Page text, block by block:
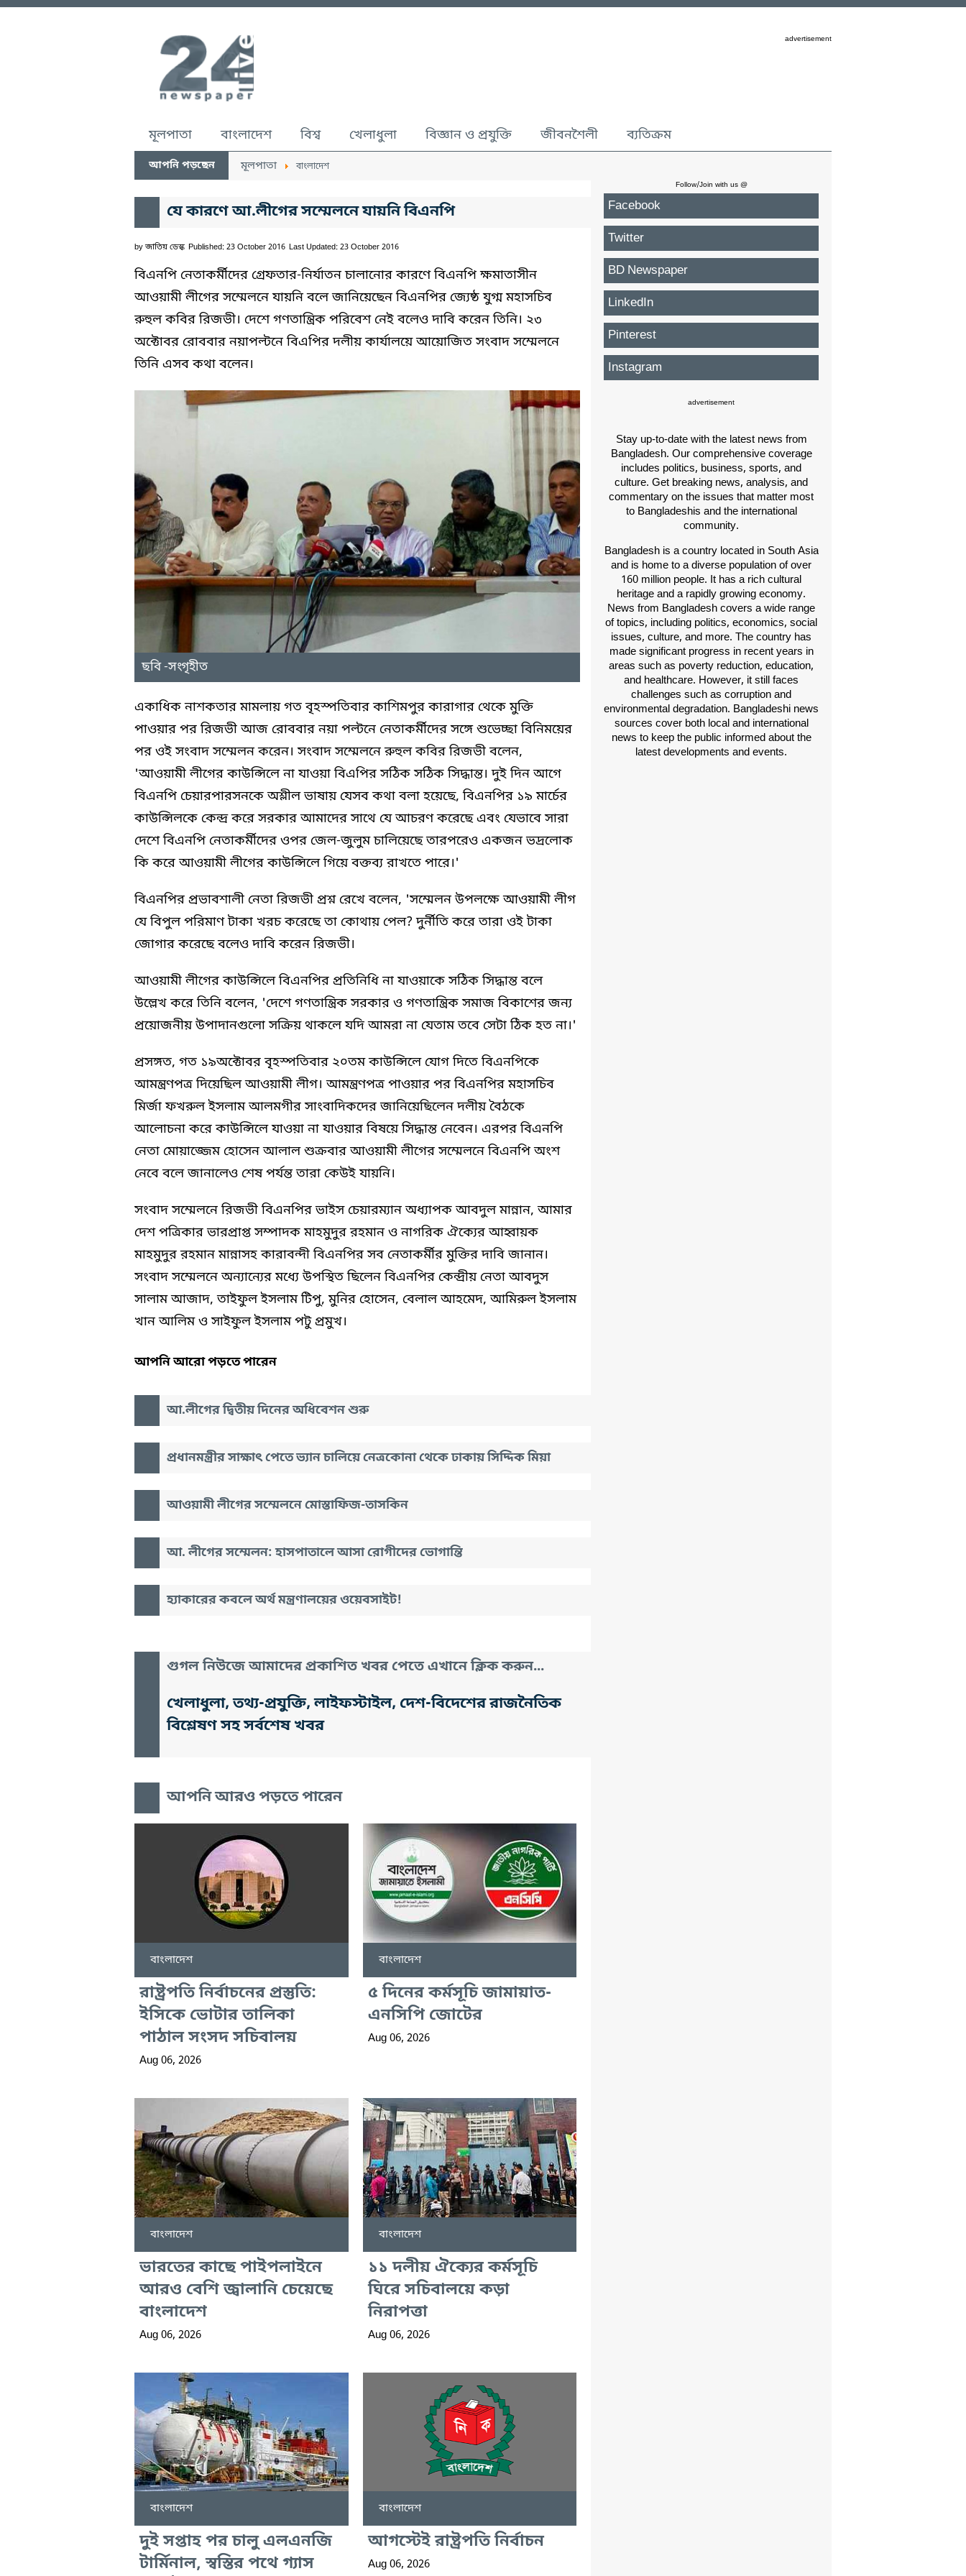
advertisement
মূলপাতা বাংলাদেশ বিশ্ব খেলাধুলা বিজ্ঞান ও প্রযুক্তি জীবনশৈলী ব্যতিক্রম
আপনি পড়ছেন মূলপাতা বাংলাদেশ
যে কারণে আ.লীগের সম্মেলনে যায়নি বিএনপি
by জাতিয় ডেস্ক Published: 23 October 2016 Last Updated: 23 October 2016
বিএনপি নেতাকর্মীদের গ্রেফতার-নির্যাতন চালানোর কারণে বিএনপি ক্ষমাতাসীন
আওয়ামী লীগের সম্মেলনে যায়নি বলে জানিয়েছেন বিএনপির জ্যেষ্ঠ যুগ্ম মহাসচিব
রুহুল কবির রিজভী। দেশে গণতান্ত্রিক পরিবেশ নেই বলেও দাবি করেন তিনি। ২৩
অক্টোবর রোববার নয়াপল্টনে বিএপির দলীয় কার্যালয়ে আয়োজিত সংবাদ সম্মেলনে
তিনি এসব কথা বলেন।
ছবি -সংগৃহীত
একাধিক নাশকতার মামলায় গত বৃহস্পতিবার কাশিমপুর কারাগার থেকে মুক্তি
পাওয়ার পর রিজভী আজ রোববার নয়া পল্টনে নেতাকর্মীদের সঙ্গে শুভেচ্ছা বিনিময়ের
পর ওই সংবাদ সম্মেলন করেন। সংবাদ সম্মেলনে রুহুল কবির রিজভী বলেন,
'আওয়ামী লীগের কাউন্সিলে না যাওয়া বিএপির সঠিক সঠিক সিদ্ধান্ত। দুই দিন আগে
বিএনপি চেয়ারপারসনকে অশ্লীল ভাষায় যেসব কথা বলা হয়েছে, বিএনপির ১৯ মার্চের
কাউন্সিলকে কেন্দ্র করে সরকার আমাদের সাথে যে আচরণ করেছে এবং যেভাবে সারা
দেশে বিএনপি নেতাকর্মীদের ওপর জেল-জুলুম চালিয়েছে তারপরেও একজন ভদ্রলোক
কি করে আওয়ামী লীগের কাউন্সিলে গিয়ে বক্তব্য রাখতে পারে।'
বিএনপির প্রভাবশালী নেতা রিজভী প্রশ্ন রেখে বলেন, 'সম্মেলন উপলক্ষে আওয়ামী লীগ
যে বিপুল পরিমাণ টাকা খরচ করেছে তা কোথায় পেল? দুর্নীতি করে তারা ওই টাকা
জোগার করেছে বলেও দাবি করেন রিজভী।
আওয়ামী লীগের কাউন্সিলে বিএনপির প্রতিনিধি না যাওয়াকে সঠিক সিদ্ধান্ত বলে
উল্লেখ করে তিনি বলেন, 'দেশে গণতান্ত্রিক সরকার ও গণতান্ত্রিক সমাজ বিকাশের জন্য
প্রয়োজনীয় উপাদানগুলো সক্রিয় থাকলে যদি আমরা না যেতাম তবে সেটা ঠিক হত না।'
প্রসঙ্গত, গত ১৯অক্টোবর বৃহস্পতিবার ২০তম কাউন্সিলে যোগ দিতে বিএনপিকে
আমন্ত্রণপত্র দিয়েছিল আওয়ামী লীগ। আমন্ত্রণপত্র পাওয়ার পর বিএনপির মহাসচিব
মির্জা ফখরুল ইসলাম আলমগীর সাংবাদিকদের জানিয়েছিলেন দলীয় বৈঠকে
আলোচনা করে কাউন্সিলে যাওয়া না যাওয়ার বিষয়ে সিদ্ধান্ত নেবেন। এরপর বিএনপি
নেতা মোয়াজ্জেম হোসেন আলাল শুক্রবার আওয়ামী লীগের সম্মেলনে বিএনপি অংশ
নেবে বলে জানালেও শেষ পর্যন্ত তারা কেউই যায়নি।
সংবাদ সম্মেলনে রিজভী বিএনপির ভাইস চেয়ারম্যান অধ্যাপক আবদুল মান্নান, আমার
দেশ পত্রিকার ভারপ্রাপ্ত সম্পাদক মাহমুদুর রহমান ও নাগরিক ঐক্যের আহ্বায়ক
মাহমুদুর রহমান মান্নাসহ কারাবন্দী বিএনপির সব নেতাকর্মীর মুক্তির দাবি জানান।
সংবাদ সম্মেলনে অন্যান্যের মধ্যে উপস্থিত ছিলেন বিএনপির কেন্দ্রীয় নেতা আবদুস
সালাম আজাদ, তাইফুল ইসলাম টিপু, মুনির হোসেন, বেলাল আহমেদ, আমিরুল ইসলাম
খান আলিম ও সাইফুল ইসলাম পটু প্রমুখ।
আপনি আরো পড়তে পারেন
আ.লীগের দ্বিতীয় দিনের অধিবেশন শুরু
প্রধানমন্ত্রীর সাক্ষাৎ পেতে ভ্যান চালিয়ে নেত্রকোনা থেকে ঢাকায় সিদ্দিক মিয়া
আওয়ামী লীগের সম্মেলনে মোস্তাফিজ-তাসকিন
আ. লীগের সম্মেলন: হাসপাতালে আসা রোগীদের ভোগান্তি
হ্যাকারের কবলে অর্থ মন্ত্রণালয়ের ওয়েবসাইট!
গুগল নিউজে আমাদের প্রকাশিত খবর পেতে এখানে ক্লিক করুন...
খেলাধুলা, তথ্য-প্রযুক্তি, লাইফস্টাইল, দেশ-বিদেশের রাজনৈতিক
বিশ্লেষণ সহ সর্বশেষ খবর
আপনি আরও পড়তে পারেন
বাংলাদেশ
রাষ্ট্রপতি নির্বাচনের প্রস্তুতি:
ইসিকে ভোটার তালিকা
পাঠাল সংসদ সচিবালয়
Aug 06, 2026
বাংলাদেশ
৫ দিনের কর্মসূচি জামায়াত-
এনসিপি জোটের
Aug 06, 2026
বাংলাদেশ
ভারতের কাছে পাইপলাইনে
আরও বেশি জ্বালানি চেয়েছে
বাংলাদেশ
Aug 06, 2026
বাংলাদেশ
১১ দলীয় ঐক্যের কর্মসূচি
ঘিরে সচিবালয়ে কড়া
নিরাপত্তা
Aug 06, 2026
বাংলাদেশ
দুই সপ্তাহ পর চালু এলএনজি
টার্মিনাল, স্বস্তির পথে গ্যাস
বাংলাদেশ
আগস্টেই রাষ্ট্রপতি নির্বাচন
Aug 06, 2026
Follow/Join with us @
Facebook
Twitter
BD Newspaper
LinkedIn
Pinterest
Instagram
advertisement
Stay up-to-date with the latest news from
Bangladesh. Our comprehensive coverage
includes politics, business, sports, and
culture. Get breaking news, analysis, and
commentary on the issues that matter most
to Bangladeshis and the international
community.
Bangladesh is a country located in South Asia
and is home to a diverse population of over
160 million people. It has a rich cultural
heritage and a rapidly growing economy.
News from Bangladesh covers a wide range
of topics, including politics, economics, social
issues, culture, and more. The country has
made significant progress in recent years in
areas such as poverty reduction, education,
and healthcare. However, it still faces
challenges such as corruption and
environmental degradation. Bangladeshi news
sources cover both local and international
news to keep the public informed about the
latest developments and events.